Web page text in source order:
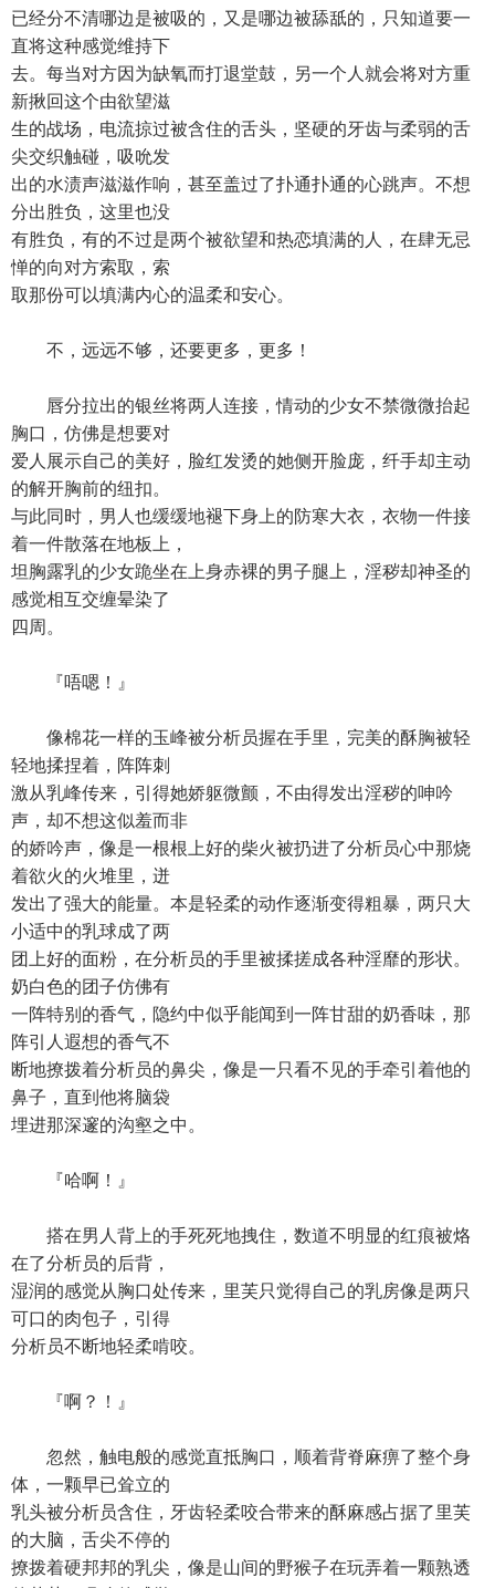
已经分不清哪边是被吸的，又是哪边被舔舐的，只知道要一
直将这种感觉维持下
去。每当对方因为缺氧而打退堂鼓，另一个人就会将对方重
新揪回这个由欲望滋
生的战场，电流掠过被含住的舌头，坚硬的牙齿与柔弱的舌
尖交织触碰，吸吮发
出的水渍声滋滋作响，甚至盖过了扑通扑通的心跳声。不想
分出胜负，这里也没
有胜负，有的不过是两个被欲望和热恋填满的人，在肆无忌
惮的向对方索取，索
取那份可以填满内心的温柔和安心。
不，远远不够，还要更多，更多！
唇分拉出的银丝将两人连接，情动的少女不禁微微抬起
胸口，仿佛是想要对
爱人展示自己的美好，脸红发烫的她侧开脸庞，纤手却主动
的解开胸前的纽扣。
与此同时，男人也缓缓地褪下身上的防寒大衣，衣物一件接
着一件散落在地板上，
坦胸露乳的少女跪坐在上身赤裸的男子腿上，淫秽却神圣的
感觉相互交缠晕染了
四周。
『唔嗯！』
像棉花一样的玉峰被分析员握在手里，完美的酥胸被轻
轻地揉捏着，阵阵刺
激从乳峰传来，引得她娇躯微颤，不由得发出淫秽的呻吟
声，却不想这似羞而非
的娇吟声，像是一根根上好的柴火被扔进了分析员心中那烧
着欲火的火堆里，迸
发出了强大的能量。本是轻柔的动作逐渐变得粗暴，两只大
小适中的乳球成了两
团上好的面粉，在分析员的手里被揉搓成各种淫靡的形状。
奶白色的团子仿佛有
一阵特别的香气，隐约中似乎能闻到一阵甘甜的奶香味，那
阵引人遐想的香气不
断地撩拨着分析员的鼻尖，像是一只看不见的手牵引着他的
鼻子，直到他将脑袋
埋进那深邃的沟壑之中。
『哈啊！』
搭在男人背上的手死死地拽住，数道不明显的红痕被烙
在了分析员的后背，
湿润的感觉从胸口处传来，里芙只觉得自己的乳房像是两只
可口的肉包子，引得
分析员不断地轻柔啃咬。
『啊？！』
忽然，触电般的感觉直抵胸口，顺着背脊麻痹了整个身
体，一颗早已耸立的
乳头被分析员含住，牙齿轻柔咬合带来的酥麻感占据了里芙
的大脑，舌尖不停的
撩拨着硬邦邦的乳尖，像是山间的野猴子在玩弄着一颗熟透